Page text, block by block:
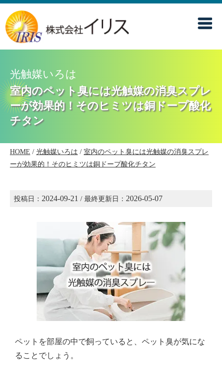
光触媒いろは
室内のペット臭には光触媒の消臭スプレ
ーが効果的！そのヒミツは銅ドープ酸化
チタン
HOME / 光触媒いろは / 室内のペット臭には光触媒の消臭スプレ
ーが効果的！そのヒミツは銅ドープ酸化チタン
投稿日： 2024-09-21 / 最終更新日： 2026-05-07
ペットを部屋の中で飼っていると、ペット臭が気にな
ることでしょう。